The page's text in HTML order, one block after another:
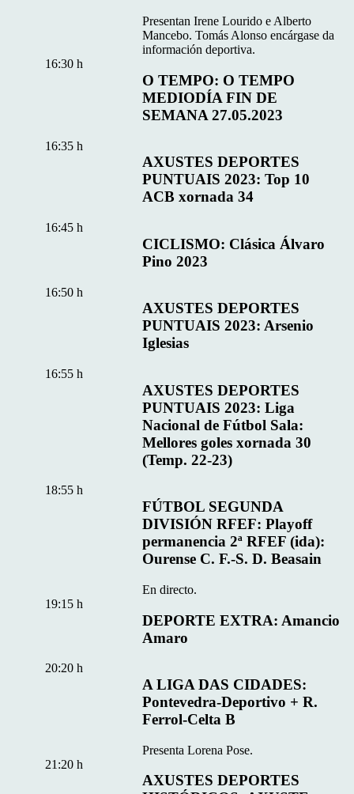
Presentan Irene Lourido e Alberto
Mancebo. Tomás Alonso encárgase da
información deportiva.
O TEMPO: O TEMPO
MEDIODÍA FIN DE
SEMANA 27.05.2023
16:30 h
AXUSTES DEPORTES
PUNTUAIS 2023: Top 10
ACB xornada 34
16:35 h
CICLISMO: Clásica Álvaro
Pino 2023
16:45 h
AXUSTES DEPORTES
PUNTUAIS 2023: Arsenio
Iglesias
16:50 h
AXUSTES DEPORTES
PUNTUAIS 2023: Liga
Nacional de Fútbol Sala:
Mellores goles xornada 30
(Temp. 22-23)
16:55 h
FÚTBOL SEGUNDA
DIVISIÓN RFEF: Playoff
permanencia 2ª RFEF (ida):
Ourense C. F.-S. D. Beasain
En directo.
18:55 h
DEPORTE EXTRA: Amancio
Amaro
19:15 h
A LIGA DAS CIDADES:
Pontevedra-Deportivo + R.
Ferrol-Celta B
Presenta Lorena Pose.
20:20 h
AXUSTES DEPORTES
21:20 h